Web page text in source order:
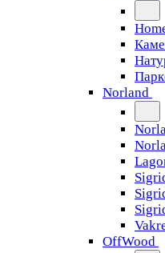
Norland
OffWood